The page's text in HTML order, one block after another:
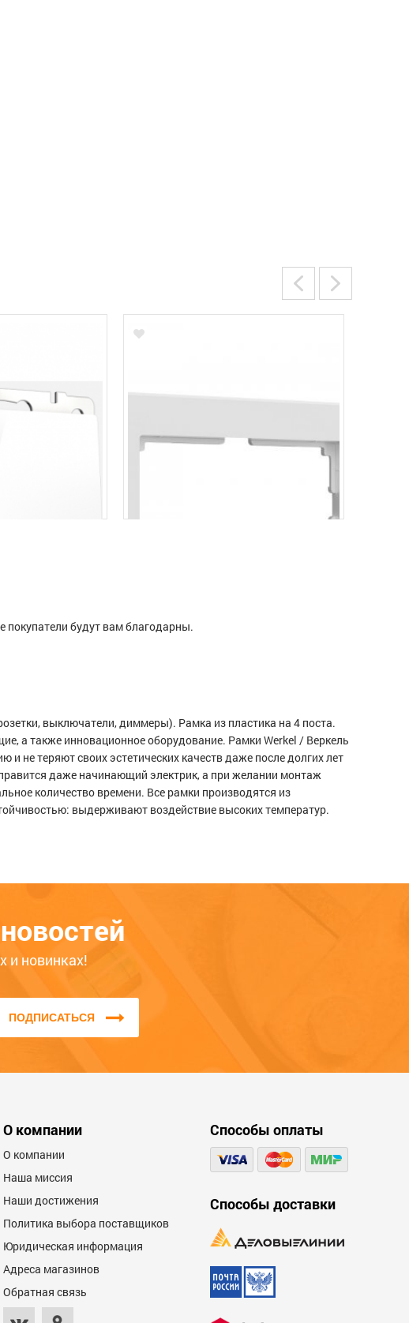
розетки (белый)
219
покупатели будут вам благодарны.
опыте
товара — это
покупателям
выбором. Обратите
удобство,
буквами или
выключатели, диммеры). Рамка из пластика на 4 поста.
а также инновационное оборудование. Рамки Werkel / Веркель
не теряют своих эстетических качеств даже после долгих лет
даже начинающий электрик, а при желании монтаж
количество времени. Все рамки производятся из
выдерживают воздействие высоких температур.
и новинках!
ПОДПИСАТЬСЯ
О компании
О компании
Наша миссия
Наши достижения
Политика выбора поставщиков
Юридическая информация
Адреса магазинов
Обратная связь
Способы оплаты
Способы доставки